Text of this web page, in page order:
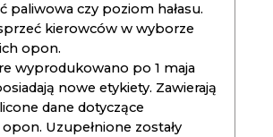
paliwowa czy poziom hałasu.
kierowców w wyborze
opon.
wyprodukowano po 1 maja
nowe etykiety. Zawierają
dane dotyczące
opon. Uzupełnione zostały